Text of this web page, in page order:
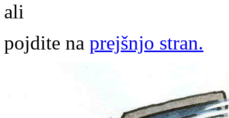
ali
pojdite na prejšnjo stran.